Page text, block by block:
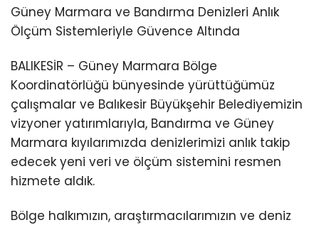
Güney Marmara ve Bandırma Denizleri Anlık
Ölçüm Sistemleriyle Güvence Altında
BALIKESİR – Güney Marmara Bölge
Koordinatörlüğü bünyesinde yürüttüğümüz
çalışmalar ve Balıkesir Büyükşehir Belediyemizin
vizyoner yatırımlarıyla, Bandırma ve Güney
Marmara kıyılarımızda denizlerimizi anlık takip
edecek yeni veri ve ölçüm sistemini resmen
hizmete aldık.
Bölge halkımızın, araştırmacılarımızın ve deniz